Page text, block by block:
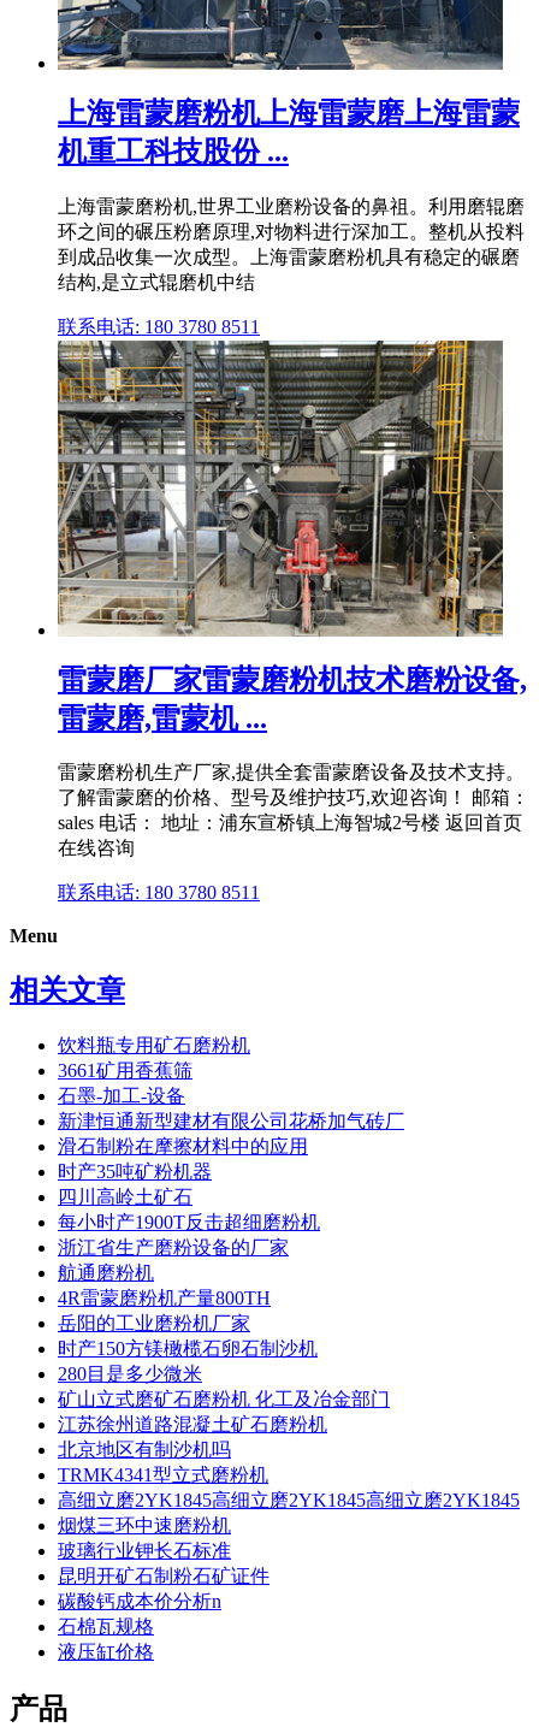
上海雷蒙磨粉机上海雷蒙磨上海雷蒙
机重工科技股份 ...
上海雷蒙磨粉机,世界工业磨粉设备的鼻祖。利用磨辊磨
环之间的碾压粉磨原理,对物料进行深加工。整机从投料
到成品收集一次成型。上海雷蒙磨粉机具有稳定的碾磨
结构,是立式辊磨机中结
联系电话: 180 3780 8511
雷蒙磨厂家雷蒙磨粉机技术磨粉设备,
雷蒙磨,雷蒙机 ...
雷蒙磨粉机生产厂家,提供全套雷蒙磨设备及技术支持。
了解雷蒙磨的价格、型号及维护技巧,欢迎咨询！ 邮箱：
sales 电话： 地址：浦东宣桥镇上海智城2号楼 返回首页
在线咨询
联系电话: 180 3780 8511
Menu
相关文章
饮料瓶专用矿石磨粉机
3661矿用香蕉筛
石墨-加工-设备
新津恒通新型建材有限公司花桥加气砖厂
滑石制粉在摩擦材料中的应用
时产35吨矿粉机器
四川高岭土矿石
每小时产1900T反击超细磨粉机
浙江省生产磨粉设备的厂家
航通磨粉机
4R雷蒙磨粉机产量800TH
岳阳的工业磨粉机厂家
时产150方镁橄榄石卵石制沙机
280目是多少微米
矿山立式磨矿石磨粉机 化工及冶金部门
江苏徐州道路混凝土矿石磨粉机
北京地区有制沙机吗
TRMK4341型立式磨粉机
高细立磨2YK1845高细立磨2YK1845高细立磨2YK1845
烟煤三环中速磨粉机
玻璃行业钾长石标准
昆明开矿石制粉石矿证件
碳酸钙成本价分析n
石棉瓦规格
液压缸价格
产品